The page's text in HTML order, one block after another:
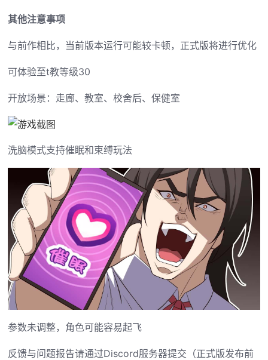
其他注意事项
与前作相比，当前版本运行可能较卡顿，正式版将进行优化
可体验至t教等级30
开放场景：走廊、教室、校舍后、保健室
洗脑模式支持催眠和束缚玩法
参数未调整，角色可能容易起飞
反馈与问题报告请通过Discord服务器提交（正式版发布前